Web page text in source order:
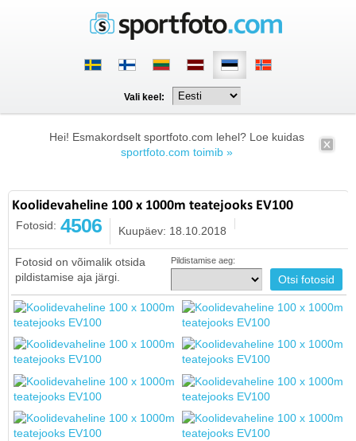
Vali keel:
Hei! Esmakordselt sportfoto.com lehel? Loe kuidas
sportfoto.com toimib »
Koolidevaheline 100 x 1000m teatejooks EV100
Fotosid: 4506 Kuupäev: 18.10.2018
Fotosid on võimalik otsida
pildistamise aja järgi.
Pildistamise aeg: